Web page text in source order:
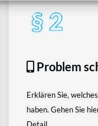
Problem
Erklären Sie,
haben. Gehen Sie